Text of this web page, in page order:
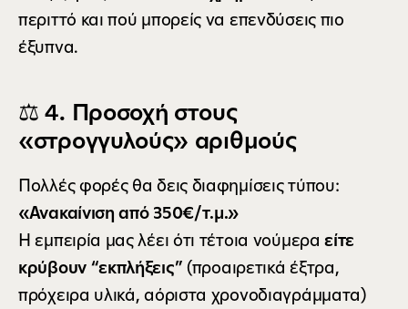
περιττό και πού μπορείς να επενδύσεις πιο
έξυπνα.
⚖️ 4. Προσοχή στους
«στρογγυλούς» αριθμούς
Πολλές φορές θα δεις διαφημίσεις τύπου:
«Ανακαίνιση από 350€/τ.μ.»
Η εμπειρία μας λέει ότι τέτοια νούμερα είτε
κρύβουν “εκπλήξεις” (προαιρετικά έξτρα,
πρόχειρα υλικά, αόριστα χρονοδιαγράμματα)